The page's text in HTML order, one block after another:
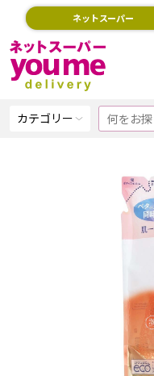
ネットスーパー
カテゴリー